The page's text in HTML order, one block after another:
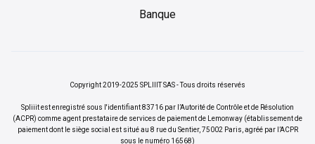
Banque
Copyright 2019-2025 SPLIIIT SAS - Tous droits réservés
Spliiit est enregistré sous l'identifiant 83716 par l’Autorité de Contrôle et de Résolution
(ACPR) comme agent prestataire de services de paiement de Lemonway (établissement de
paiement dont le siège social est situé au 8 rue du Sentier, 75002 Paris, agréé par l’ACPR
sous le numéro 16568)